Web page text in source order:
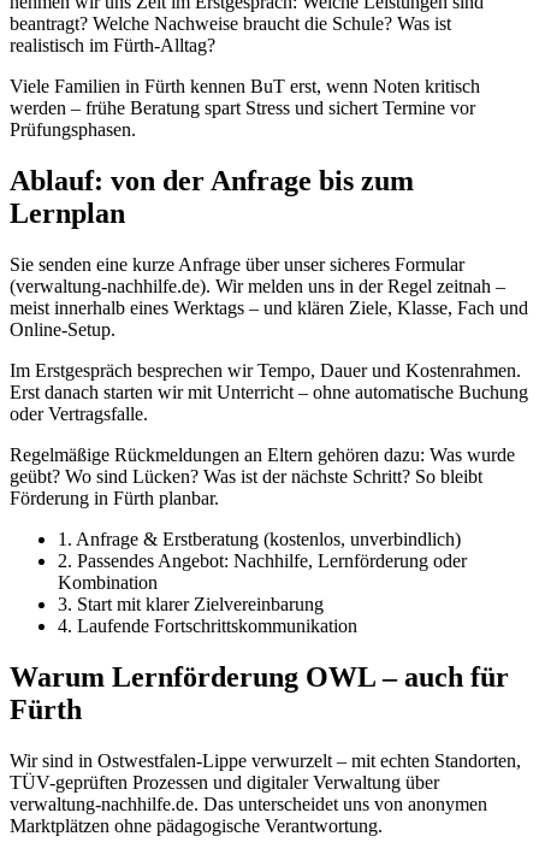
beantragt? Welche Nachweise braucht die Schule? Was ist
realistisch im Fürth-Alltag?
Viele Familien in Fürth kennen BuT erst, wenn Noten kritisch
werden – frühe Beratung spart Stress und sichert Termine vor
Prüfungsphasen.
Ablauf: von der Anfrage bis zum
Lernplan
Sie senden eine kurze Anfrage über unser sicheres Formular
(verwaltung-nachhilfe.de). Wir melden uns in der Regel zeitnah –
meist innerhalb eines Werktags – und klären Ziele, Klasse, Fach und
Online-Setup.
Im Erstgespräch besprechen wir Tempo, Dauer und Kostenrahmen.
Erst danach starten wir mit Unterricht – ohne automatische Buchung
oder Vertragsfalle.
Regelmäßige Rückmeldungen an Eltern gehören dazu: Was wurde
geübt? Wo sind Lücken? Was ist der nächste Schritt? So bleibt
Förderung in Fürth planbar.
1. Anfrage & Erstberatung (kostenlos, unverbindlich)
2. Passendes Angebot: Nachhilfe, Lernförderung oder
Kombination
3. Start mit klarer Zielvereinbarung
4. Laufende Fortschrittskommunikation
Warum Lernförderung OWL – auch für
Fürth
Wir sind in Ostwestfalen-Lippe verwurzelt – mit echten Standorten,
TÜV-geprüften Prozessen und digitaler Verwaltung über
verwaltung-nachhilfe.de. Das unterscheidet uns von anonymen
Marktplätzen ohne pädagogische Verantwortung.